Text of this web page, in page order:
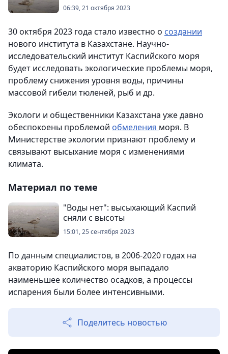
06:39, 21 октября 2023
30 октября 2023 года стало известно о создании
нового института в Казахстане. Научно-
исследовательский институт Каспийского моря
будет исследовать экологические проблемы моря,
проблему снижения уровня воды, причины
массовой гибели тюленей, рыб и др.
Экологи и общественники Казахстана уже давно
обеспокоены проблемой обмеления моря. В
Министерстве экологии признают проблему и
связывают высыхание моря с изменениями
климата.
Материал по теме
"Воды нет": высыхающий Каспий
сняли с высоты
15:01, 25 сентября 2023
По данным специалистов, в 2006-2020 годах на
акваторию Каспийского моря выпадало
наименьшее количество осадков, а процессы
испарения были более интенсивными.
Поделитесь новостью